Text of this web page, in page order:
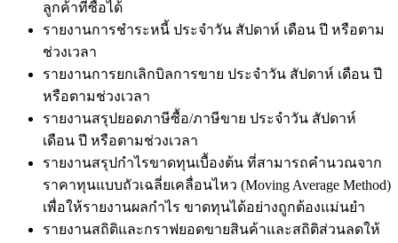
ลูกค้าที่ซื้อได้
รายงานการชำระหนี้ ประจำวัน สัปดาห์ เดือน ปี หรือตาม
ช่วงเวลา
รายงานการยกเลิกบิลการขาย ประจำวัน สัปดาห์ เดือน ปี
หรือตามช่วงเวลา
รายงานสรุปยอดภาษีซื้อ/ภาษีขาย ประจำวัน สัปดาห์
เดือน ปี หรือตามช่วงเวลา
รายงานสรุปกำไรขาดทุนเบื้องต้น ที่สามารถคำนวณจาก
ราคาทุนแบบถัวเฉลี่ยเคลื่อนไหว (Moving Average Method)
เพื่อให้รายงานผลกำไร ขาดทุนได้อย่างถูกต้องแม่นยำ
รายงานสถิติและกราฟยอดขายสินค้าและสถิติส่วนลดให้